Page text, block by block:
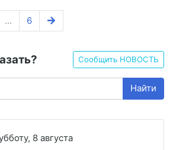
... 6
Сообщить НОВОСТЬ
Найти
8 августа